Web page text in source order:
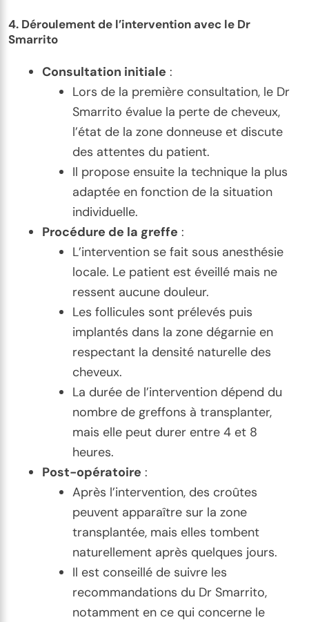
4. Déroulement de l’intervention avec le Dr
Smarrito
Consultation initiale :
Lors de la première consultation, le Dr
Smarrito évalue la perte de cheveux,
l’état de la zone donneuse et discute
des attentes du patient.
Il propose ensuite la technique la plus
adaptée en fonction de la situation
individuelle.
Procédure de la greffe :
L’intervention se fait sous anesthésie
locale. Le patient est éveillé mais ne
ressent aucune douleur.
Les follicules sont prélevés puis
implantés dans la zone dégarnie en
respectant la densité naturelle des
cheveux.
La durée de l’intervention dépend du
nombre de greffons à transplanter,
mais elle peut durer entre 4 et 8
heures.
Post-opératoire :
Après l’intervention, des croûtes
peuvent apparaître sur la zone
transplantée, mais elles tombent
naturellement après quelques jours.
Il est conseillé de suivre les
recommandations du Dr Smarrito,
notamment en ce qui concerne le